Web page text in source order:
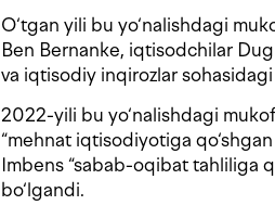
O‘tgan yili bu yo‘nalishdagi
Ben Bernanke, iqtisodchilar
va iqtisodiy inqirozlar
2022-yili bu yo‘nalishdagi
“mehnat iqtisodiyotiga
Imbens “sabab-oqibat tahliliga
bo‘lgandi.